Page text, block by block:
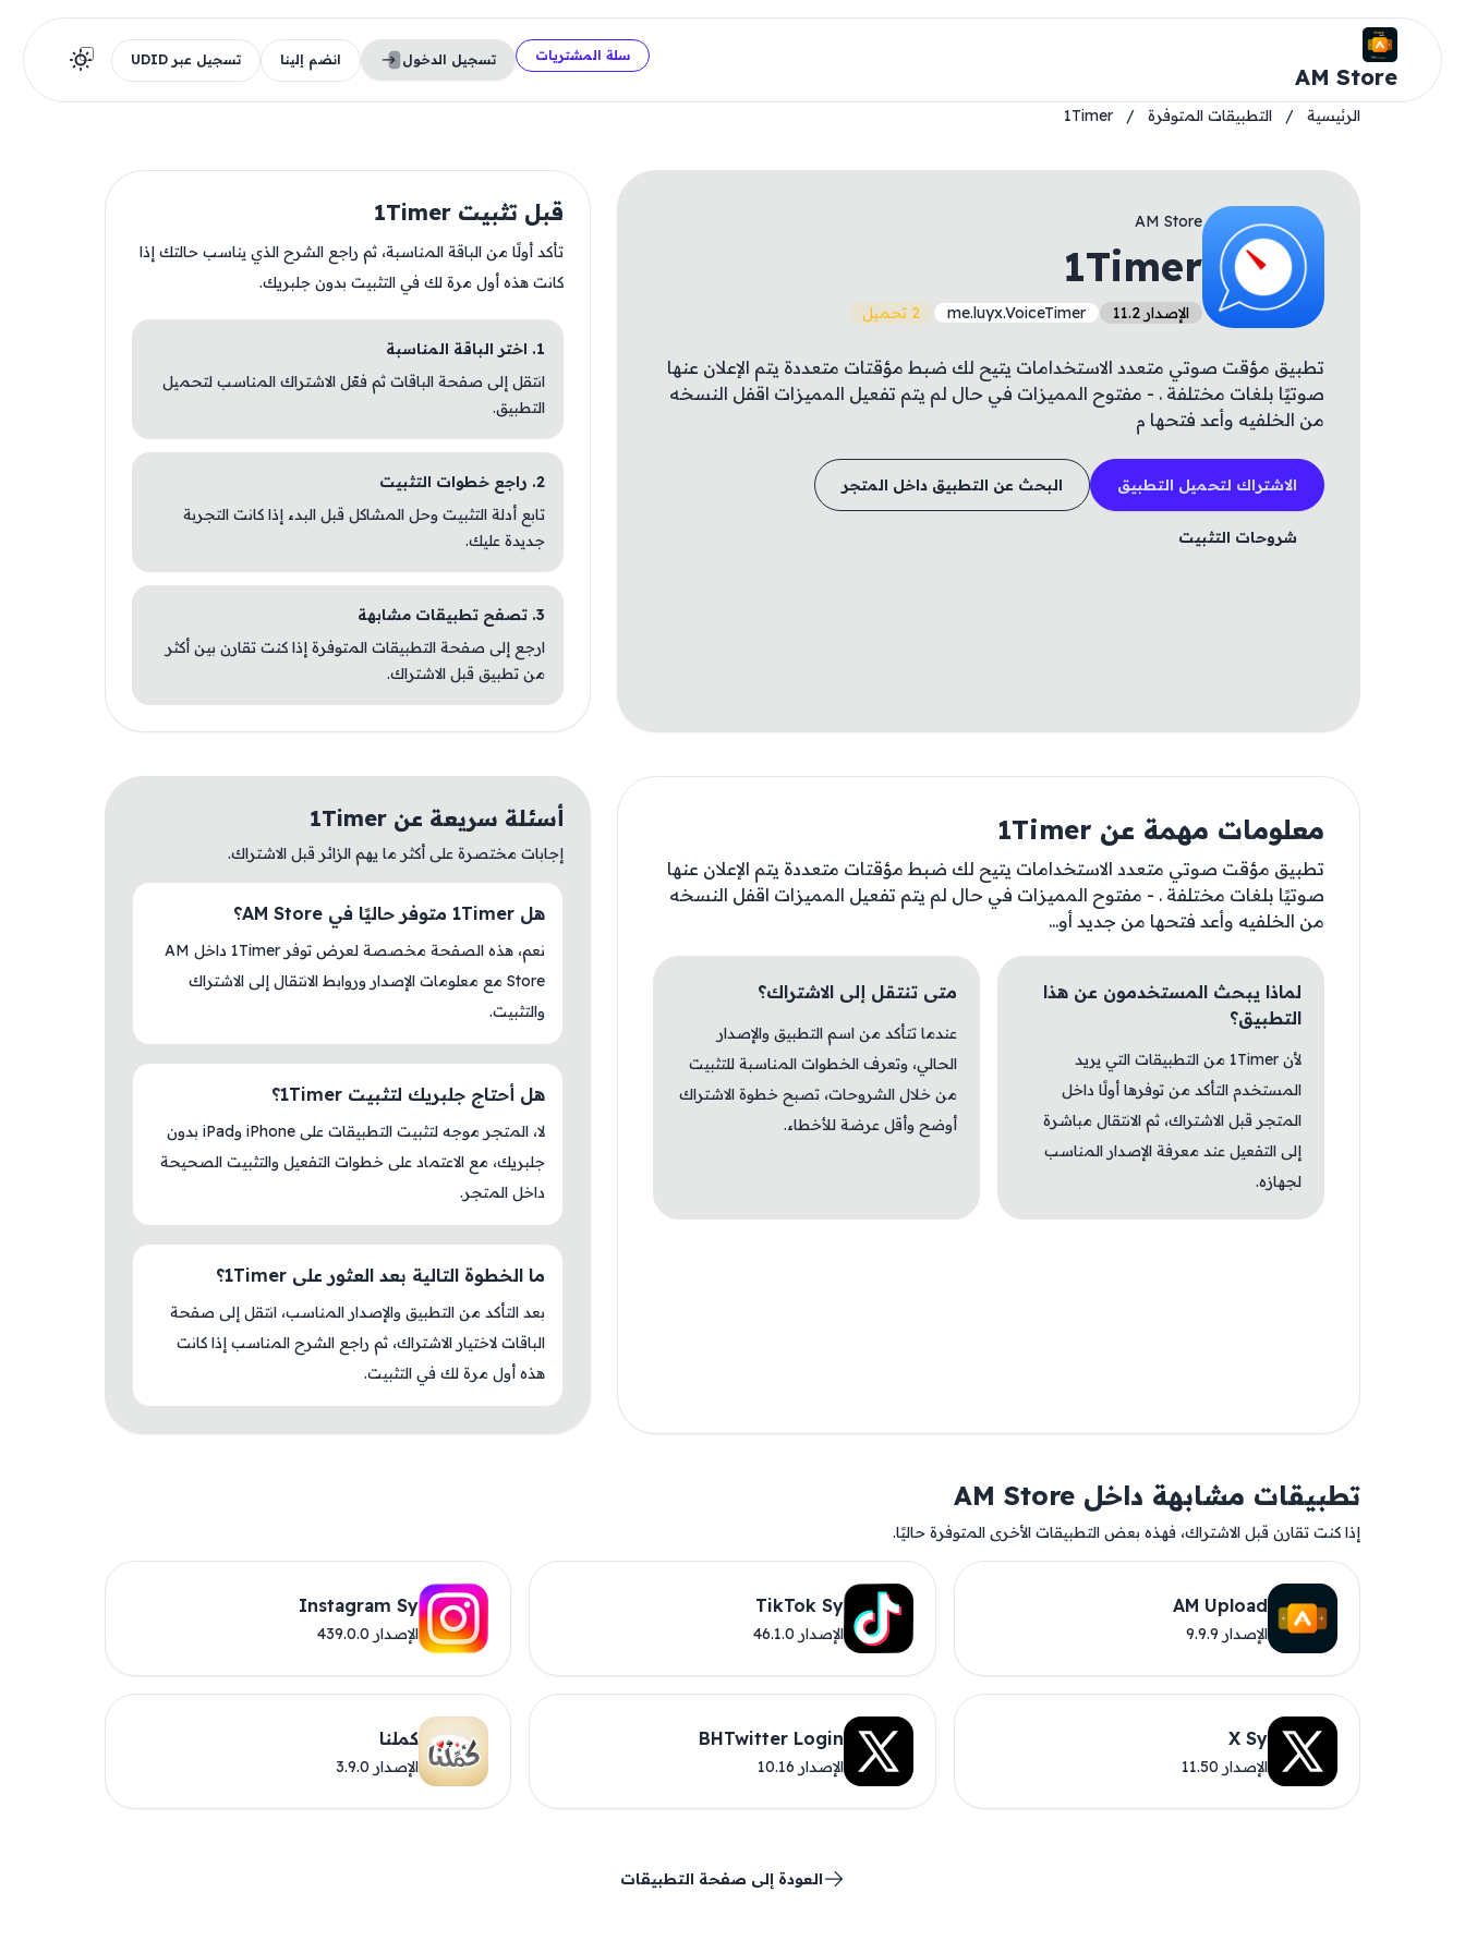
AM Store
سلة المشتريات تسجيل الدخول انضم إلينا تسجيل عبر UDID
الرئيسية / التطبيقات المتوفرة /
1Timer
AM Store
1Timer
الإصدار 11.2 me.luyx.VoiceTimer 2 تحميل
تطبيق مؤقت صوتي متعدد الاستخدامات يتيح لك ضبط مؤقتات متعددة يتم الإعلان عنها
صوتيًا بلغات مختلفة . - مفتوح المميزات في حال لم يتم تفعيل المميزات اقفل النسخه
من الخلفيه وأعد فتحها م
الاشتراك لتحميل التطبيق البحث عن التطبيق داخل المتجر
شروحات التثبيت
قبل تثبيت 1Timer
تأكد أولًا من الباقة المناسبة، ثم راجع الشرح الذي يناسب حالتك إذا
كانت هذه أول مرة لك في التثبيت بدون جلبريك.
1. اختر الباقة المناسبة
انتقل إلى صفحة الباقات ثم فعّل الاشتراك المناسب لتحميل
التطبيق.
2. راجع خطوات التثبيت
تابع أدلة التثبيت وحل المشاكل قبل البدء إذا كانت التجربة
جديدة عليك.
3. تصفح تطبيقات مشابهة
ارجع إلى صفحة التطبيقات المتوفرة إذا كنت تقارن بين أكثر
من تطبيق قبل الاشتراك.
معلومات مهمة عن 1Timer
تطبيق مؤقت صوتي متعدد الاستخدامات يتيح لك ضبط مؤقتات متعددة يتم الإعلان عنها
صوتيًا بلغات مختلفة . - مفتوح المميزات في حال لم يتم تفعيل المميزات اقفل النسخه
من الخلفيه وأعد فتحها من جديد أو...
لماذا يبحث المستخدمون عن هذا
التطبيق؟
لأن 1Timer من التطبيقات التي يريد
المستخدم التأكد من توفرها أولًا داخل
المتجر قبل الاشتراك، ثم الانتقال مباشرة
إلى التفعيل عند معرفة الإصدار المناسب
لجهازه.
متى تنتقل إلى الاشتراك؟
عندما تتأكد من اسم التطبيق والإصدار
الحالي، وتعرف الخطوات المناسبة للتثبيت
من خلال الشروحات، تصبح خطوة الاشتراك
أوضح وأقل عرضة للأخطاء.
أسئلة سريعة عن 1Timer
إجابات مختصرة على أكثر ما يهم الزائر قبل الاشتراك.
هل 1Timer متوفر حاليًا في AM Store؟
نعم، هذه الصفحة مخصصة لعرض توفر 1Timer داخل AM
Store مع معلومات الإصدار وروابط الانتقال إلى الاشتراك
والتثبيت.
هل أحتاج جلبريك لتثبيت 1Timer؟
لا، المتجر موجه لتثبيت التطبيقات على iPhone وiPad بدون
جلبريك، مع الاعتماد على خطوات التفعيل والتثبيت الصحيحة
داخل المتجر.
ما الخطوة التالية بعد العثور على 1Timer؟
بعد التأكد من التطبيق والإصدار المناسب، انتقل إلى صفحة
الباقات لاختيار الاشتراك، ثم راجع الشرح المناسب إذا كانت
هذه أول مرة لك في التثبيت.
تطبيقات مشابهة داخل AM Store
إذا كنت تقارن قبل الاشتراك، فهذه بعض التطبيقات الأخرى المتوفرة حاليًا.
AM Upload
الإصدار 9.9.9
TikTok Sy
الإصدار 46.1.0
Instagram Sy
الإصدار 439.0.0
X Sy
الإصدار 11.50
BHTwitter Login
الإصدار 10.16
كملنا
الإصدار 3.9.0
العودة إلى صفحة التطبيقات